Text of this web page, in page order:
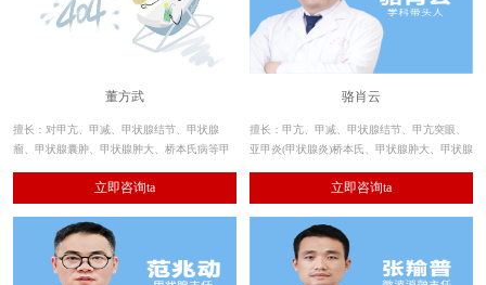
董方武
擅长：对甲亢、甲减、甲状腺结节、甲状腺
瘤、甲状腺囊肿、甲状腺肿大、桥本氏病等甲
对不同患者的自身抗体及其发病机理的研究，
达到一病一方的专项治疗。
立即咨询ta
骆肖云
擅长：甲亢、甲减、甲状腺结节、甲亢突眼、
亚甲炎(甲状腺炎)桥本氏、甲状腺肿大、甲状腺
长重度甲亢、复发甲亢、甲状腺结节、甲状腺
微小癌、甲状腺肿大及甲状腺囊肿，帮助数万
例甲状腺疾病患者实现康复。
立即咨询ta